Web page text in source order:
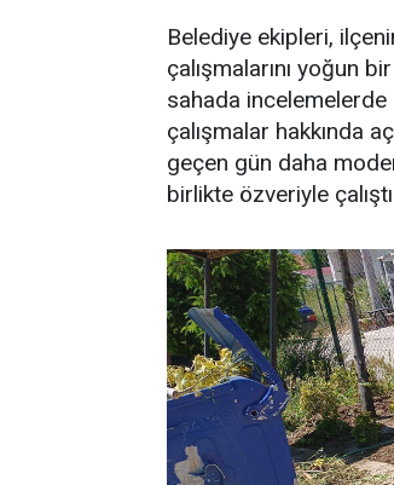
Belediye ekipleri,
çalışmalarını yoğun
sahada incelemelerde
çalışmalar hakkında
geçen gün daha
birlikte özveriyle